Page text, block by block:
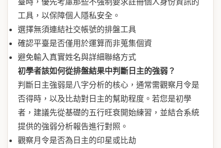
工具，以保障個人隱私安全。
選擇無須連結社交帳號的排盤工具
確認平臺是否僅用於運算而非蒐集個資
避免輸入真實姓名與詳細聯絡方式
初學者該如何從排盤結果中判斷日主的強弱？
判斷日主強弱是八字分析的核心，通常需觀察月令是
否得時，以及比劫對日主的幫助程度。若您是初學
者，建議先從基礎的五行旺衰開始練習，並結合系統
提供的強弱分析報告進行對照。
觀察月令是否為日主的印星或比劫